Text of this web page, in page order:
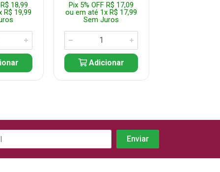
18,99
R$ 19,99
Pix 5% OFF R$ 17,09
ou em até 1x R$ 17,99
Sem Juros
Adicionar